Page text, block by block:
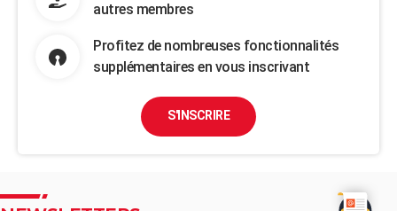
autres membres
Profitez de nombreuses fonctionnalités
supplémentaires en vous inscrivant
S'INSCRIRE